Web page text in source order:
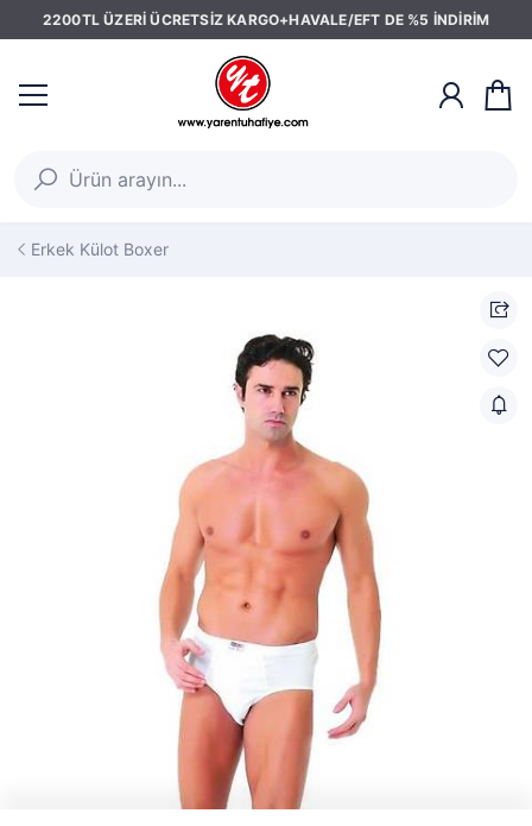
2200TL ÜZERİ ÜCRETSİZ KARGO+HAVALE/EFT DE %5 İNDİRİM
Erkek Külot Boxer